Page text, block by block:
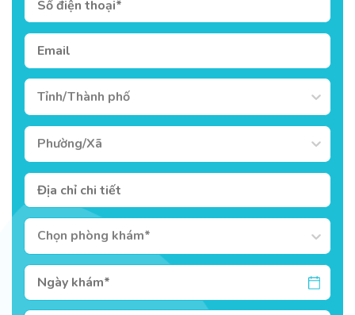
Tỉnh/Thành phố
Phường/Xã
Chọn phòng khám*